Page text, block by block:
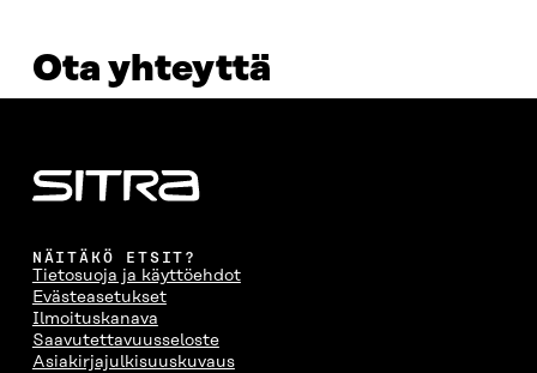
Ota yhteyttä
NÄITÄKÖ ETSIT?
Tietosuoja ja käyttöehdot
Evästeasetukset
Ilmoituskanava
Saavutettavuusseloste
Asiakirjajulkisuuskuvaus